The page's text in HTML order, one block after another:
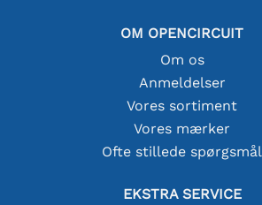
OM OPENCIRCUIT
Om os
Anmeldelser
Vores sortiment
Vores mærker
Ofte stillede spørgsmål
EKSTRA SERVICE